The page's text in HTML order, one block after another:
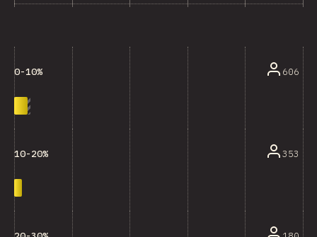
0-10% 606
10-20% 353